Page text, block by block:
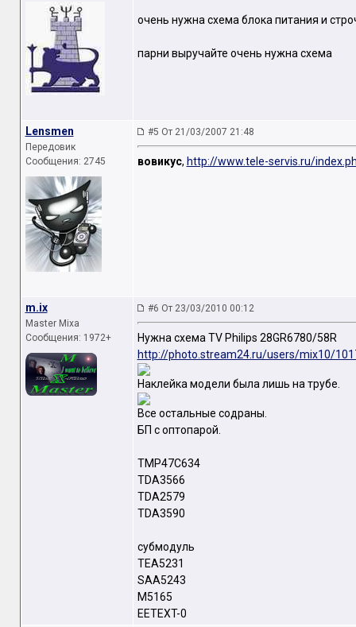
очень нужна схема блока питания и
парни выручайте очень нужна схема
Lensmen
Передовик
Сообщения: 2745
#5 От 21/03/2007 21:48
вовикус, http://www.tele-servis.ru/
m.ix
Master Mixa
Сообщения: 1972+
#6 От 23/03/2010 00:12
Нужна схема TV Philips 28GR6780/58R
http://photo.stream24.ru/users/mix10/
Наклейка модели была лишь на трубе.
Все остальные содраны.
БП с оптопарой.
TMP47C634
TDA3566
TDA2579
TDA3590
субмодуль
TEA5231
SAA5243
M5165
EETEXT-0